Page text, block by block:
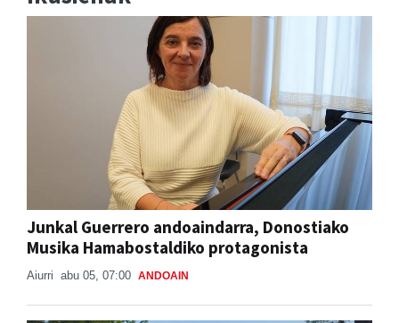
Junkal Guerrero andoaindarra, Donostiako
Musika Hamabostaldiko protagonista
Aiurri abu 05, 07:00 ANDOAIN